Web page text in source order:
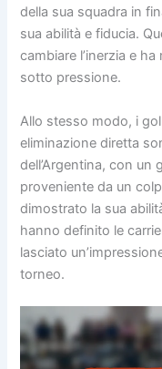
della sua squadra in
sua abilità e fiducia.
cambiare l’inerzia e
sotto pressione.
Allo stesso modo, i
eliminazione diretta
dell’Argentina, con un
proveniente da un
dimostrato la sua
hanno definito le
lasciato
torneo.